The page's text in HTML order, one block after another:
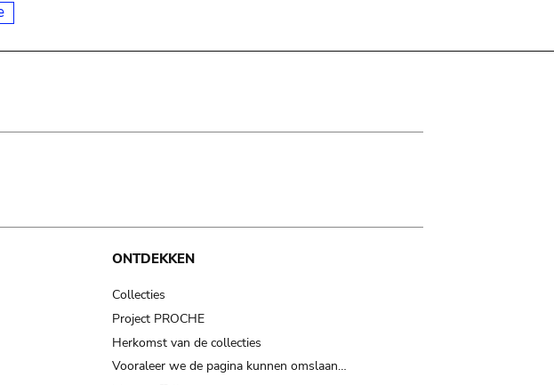
ONTDEKKEN
Collecties
Project PROCHE
Herkomst van de collecties
Vooraleer we de pagina kunnen omslaan…